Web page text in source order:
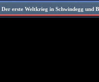
Der erste Weltkrieg in Schwindegg und